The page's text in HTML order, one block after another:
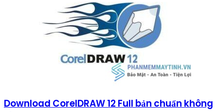
Download CorelDRAW 12 Full bản chuẩn không